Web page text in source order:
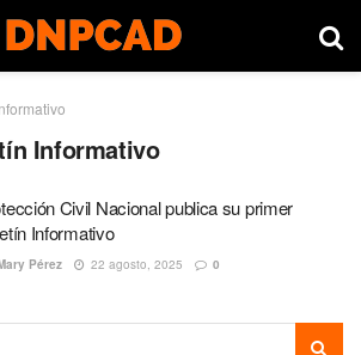
Informativo
Civil Nacional publica su primer
Informativo
Pérez 22 agosto, 2025 0